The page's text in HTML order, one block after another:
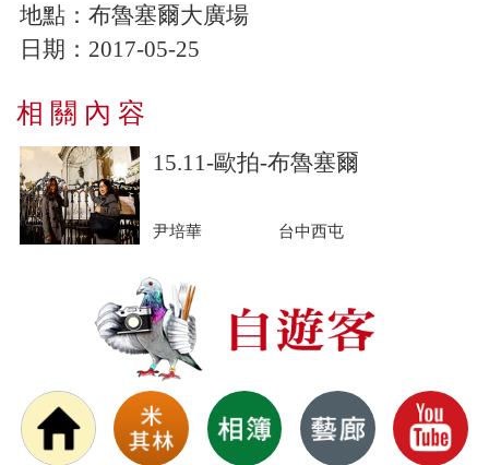
地點：布魯塞爾大廣場
日期：2017-05-25
相 關 內 容
15.11-歐拍-布魯塞爾
尹培華 台中西屯